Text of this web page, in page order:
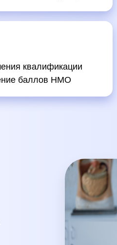
квалификации
баллов НМО